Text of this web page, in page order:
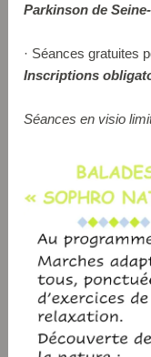
Parkinson de
· Séances gratuites
Inscriptions
Séances en visio